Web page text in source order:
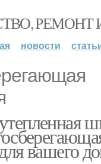
РЕМОНТ
новости
вашего